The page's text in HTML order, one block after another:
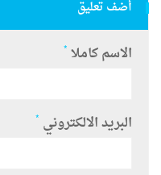
أضف تعليق
الاسم كاملا *
البريد الالكتروني *